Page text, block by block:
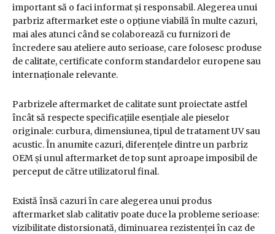
important să o faci informat și responsabil. Alegerea unui
parbriz aftermarket este o opțiune viabilă în multe cazuri,
mai ales atunci când se colaborează cu furnizori de
încredere sau ateliere auto serioase, care folosesc produse
de calitate, certificate conform standardelor europene sau
internaționale relevante.
Parbrizele aftermarket de calitate sunt proiectate astfel
încât să respecte specificațiile esențiale ale pieselor
originale: curbura, dimensiunea, tipul de tratament UV sau
acustic. În anumite cazuri, diferențele dintre un parbriz
OEM și unul aftermarket de top sunt aproape imposibil de
perceput de către utilizatorul final.
Există însă cazuri în care alegerea unui produs
aftermarket slab calitativ poate duce la probleme serioase:
vizibilitate distorsionată, diminuarea rezistenței în caz de